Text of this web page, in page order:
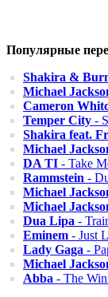
Популярные
Shakira &
Michael
Cameron
Temper City -
Shakira feat.
Michael
DA TI - Take
Rammstein -
Michael
Michael
Dua Lipa -
Eminem - Just
Lady Gaga -
Michael
Abba - The